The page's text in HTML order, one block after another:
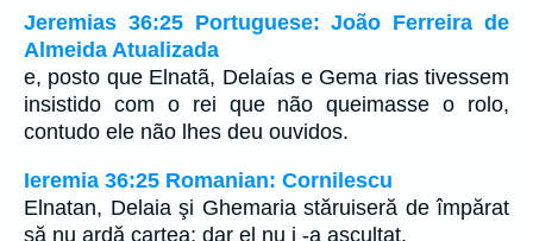
Jeremias 36:25 Portuguese: João Ferreira de
Almeida Atualizada
e, posto que Elnatã, Delaías e Gema rias tivessem
insistido com o rei que não queimasse o rolo,
contudo ele não lhes deu ouvidos.
Ieremia 36:25 Romanian: Cornilescu
Elnatan, Delaia şi Ghemaria stăruiseră de împărat
să nu ardă cartea; dar el nu i -a ascultat.